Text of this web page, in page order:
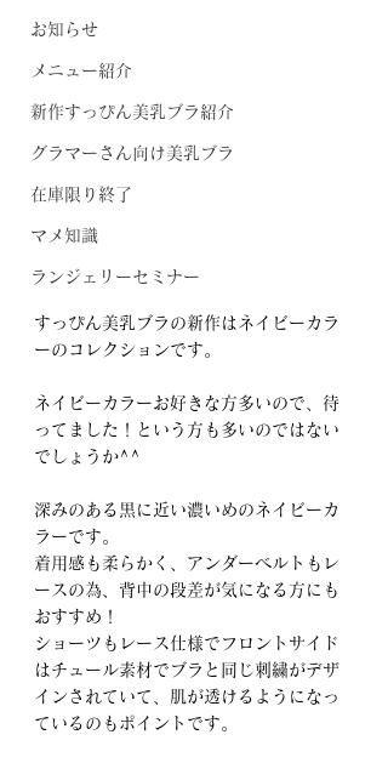
お知らせ
メニュー紹介
新作すっぴん美乳ブラ紹介
グラマーさん向け美乳ブラ
在庫限り終了
マメ知識
ランジェリーセミナー
すっぴん美乳ブラの新作はネイビーカラ
ーのコレクションです。
ネイビーカラーお好きな方多いので、待
ってました！という方も多いのではない
でしょうか^^
深みのある黒に近い濃いめのネイビーカ
ラーです。
着用感も柔らかく、アンダーベルトもレ
ースの為、背中の段差が気になる方にも
おすすめ！
ショーツもレース仕様でフロントサイド
はチュール素材でブラと同じ刺繍がデザ
インされていて、肌が透けるようになっ
ているのもポイントです。